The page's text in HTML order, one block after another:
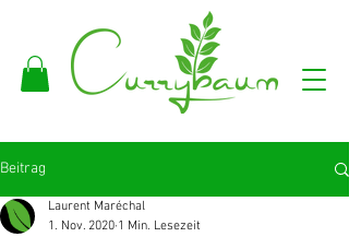
Beitrag
Laurent Maréchal
1. Nov. 2020 1 Min. Lesezeit